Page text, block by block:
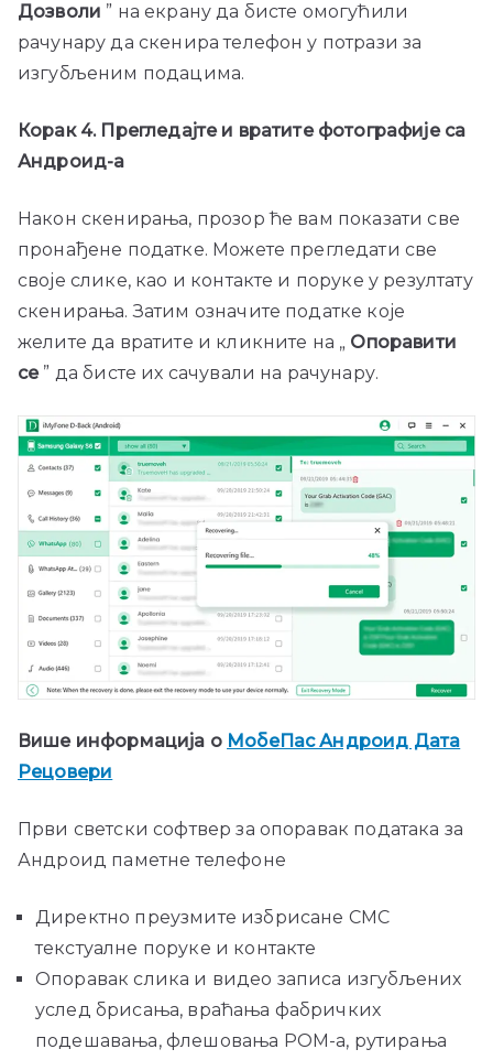
Дозволи ” на екрану да бисте омогућили
рачунару да скенира телефон у потрази за
изгубљеним подацима.
Корак 4. Прегледајте и вратите фотографије са
Андроид-а
Након скенирања, прозор ће вам показати све
пронађене податке. Можете прегледати све
своје слике, као и контакте и поруке у резултату
скенирања. Затим означите податке које
желите да вратите и кликните на „ Опоравити
се” да бисте их сачували на рачунару.
Више информација о МобеПас Андроид Дата
Рецовери
Први светски софтвер за опоравак података за
Андроид паметне телефоне
Директно преузмите избрисане СМС
текстуалне поруке и контакте
Опоравак слика и видео записа изгубљених
услед брисања, враћања фабричких
подешавања, флешовања РОМ-а, рутирања